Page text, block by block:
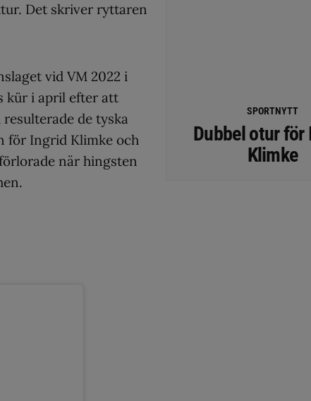
SPORTNYTT
Dubbel otur för
Klimke
Det skriver ryttaren
vid VM 2022 i
kür i april efter att
de tyska
för Ingrid Klimke och
när hingsten